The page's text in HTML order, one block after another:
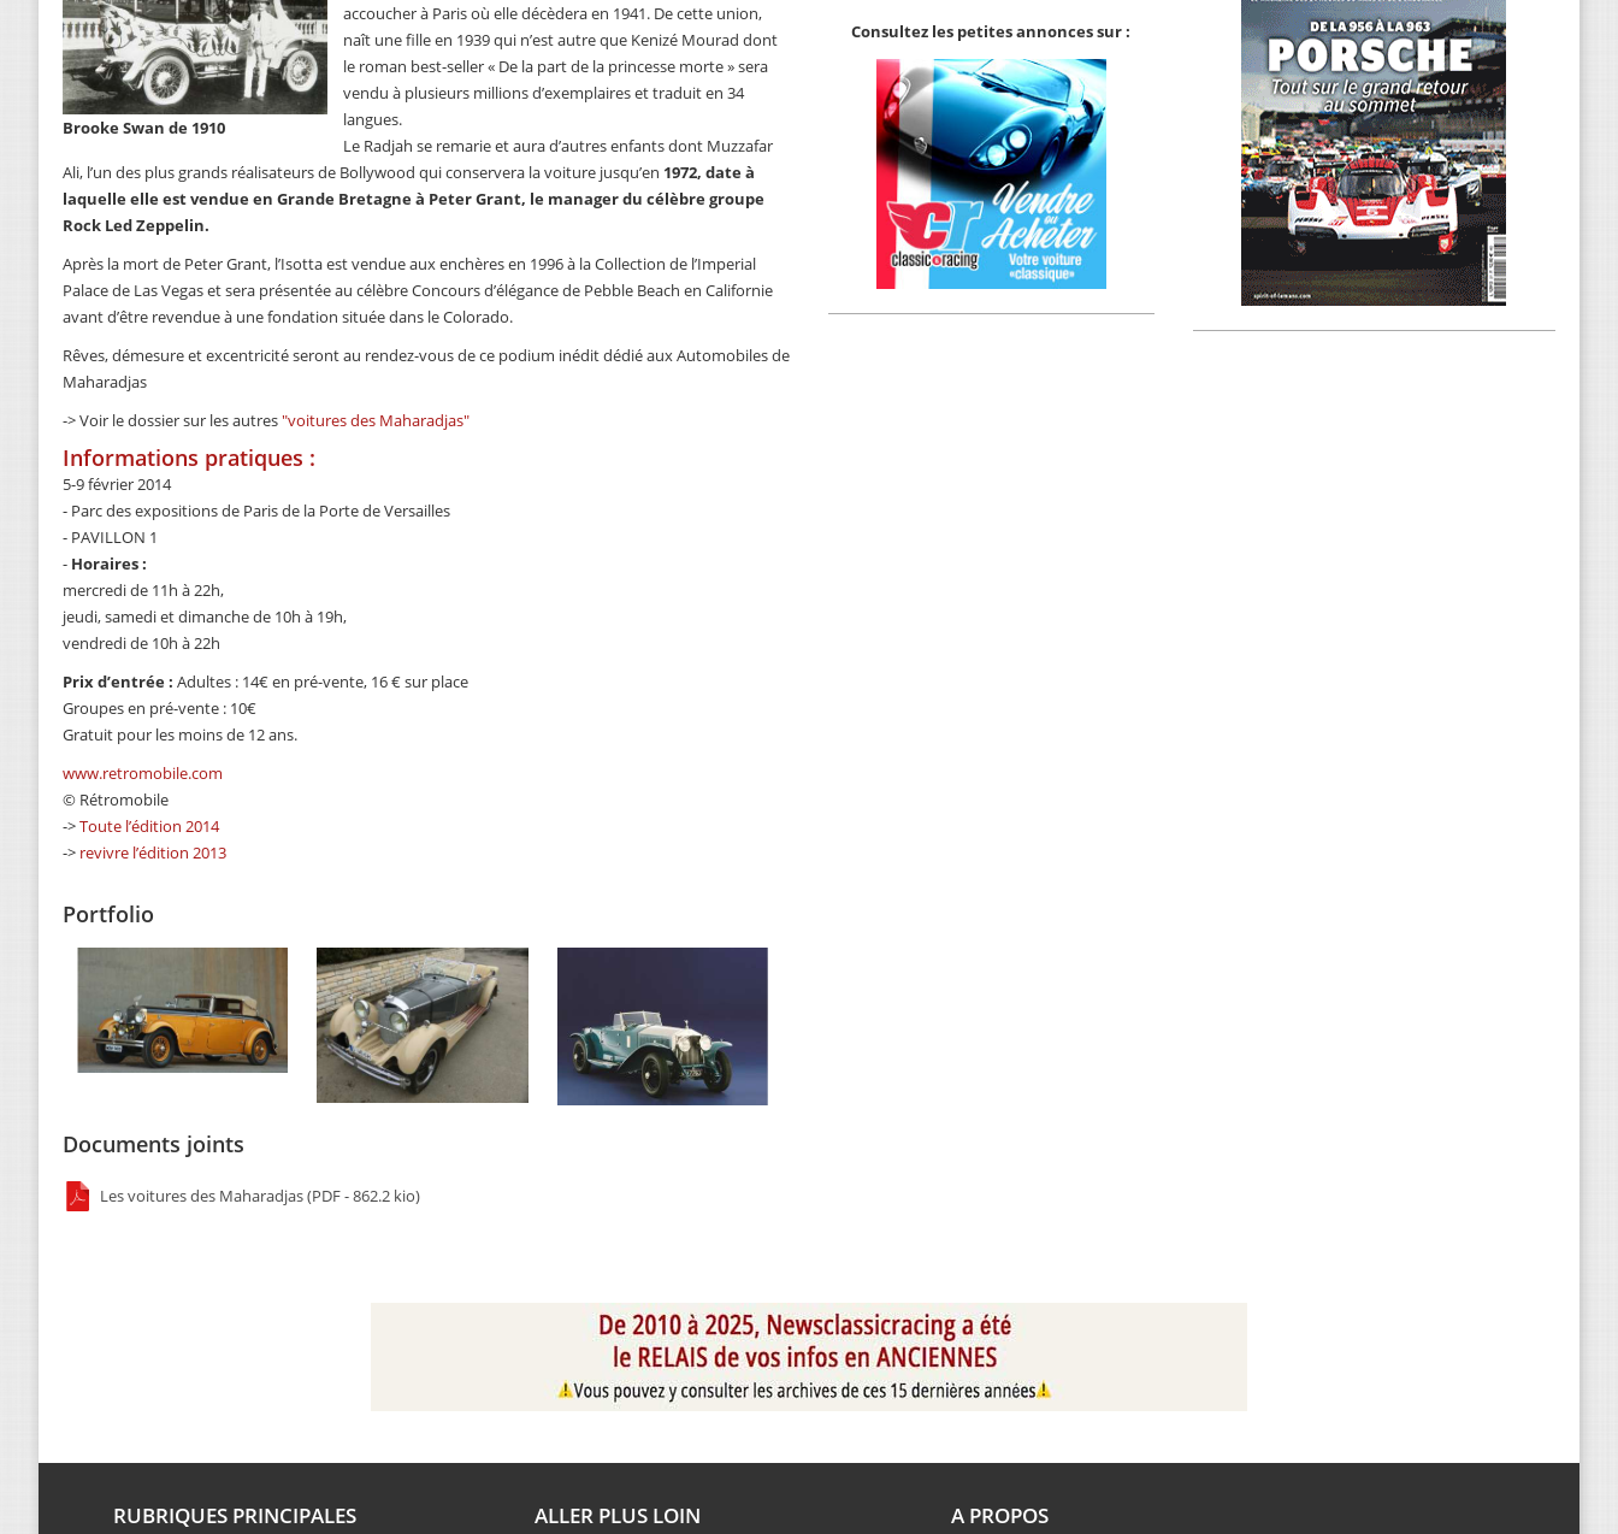
Brooke Swan de 1910
accoucher à Paris où elle décèdera en 1941. De cette union,
naît une fille en 1939 qui n’est autre que Kenizé Mourad dont
le roman best-seller « De la part de la princesse morte » sera
vendu à plusieurs millions d’exemplaires et traduit en 34
langues.
Le Radjah se remarie et aura d’autres enfants dont Muzzafar
Ali, l’un des plus grands réalisateurs de Bollywood qui conservera la voiture jusqu’en 1972, date à
laquelle elle est vendue en Grande Bretagne à Peter Grant, le manager du célèbre groupe
Rock Led Zeppelin.
Après la mort de Peter Grant, l’Isotta est vendue aux enchères en 1996 à la Collection de l’Imperial
Palace de Las Vegas et sera présentée au célèbre Concours d’élégance de Pebble Beach en Californie
avant d’être revendue à une fondation située dans le Colorado.
Rêves, démesure et excentricité seront au rendez-vous de ce podium inédit dédié aux Automobiles de
Maharadjas
-> Voir le dossier sur les autres"voitures des Maharadjas"
Informations pratiques :
5-9 février 2014
- Parc des expositions de Paris de la Porte de Versailles
- PAVILLON 1
- Horaires :
mercredi de 11h à 22h,
jeudi, samedi et dimanche de 10h à 19h,
vendredi de 10h à 22h
Prix d’entrée : Adultes : 14€ en pré-vente, 16 € sur place
Groupes en pré-vente : 10€
Gratuit pour les moins de 12 ans.
www.retromobile.com
© Rétromobile
->Toute l’édition 2014
-> revivre l’édition 2013
Portfolio
Documents joints
Les voitures des Maharadjas (PDF - 862.2 kio)
Consultez les petites annonces sur :
RUBRIQUES PRINCIPALES ALLER PLUS LOIN A PROPOS